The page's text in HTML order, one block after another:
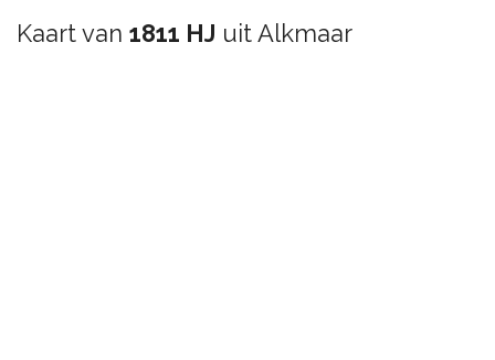
Kaart van 1811 HJ uit Alkmaar